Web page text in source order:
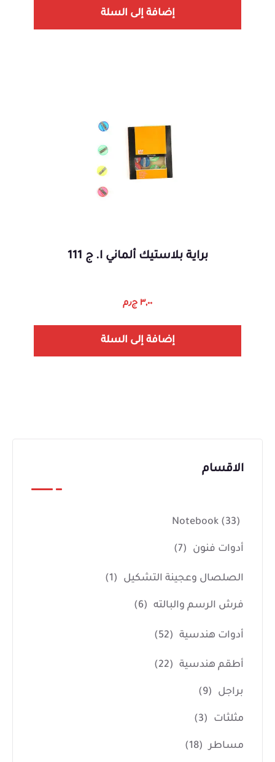
إضافة إلى السلة
براية بلاستيك ألماني ا. ج 111
٣,٠٠ ج٫م
إضافة إلى السلة
الاقسام
Notebook (33)
أدوات فنون (7)
الصلصال وعجينة التشكيل (1)
فرش الرسم والبالته (6)
أدوات هندسية (52)
أطقم هندسية (22)
براجل (9)
مثلثات (3)
مساطر (18)